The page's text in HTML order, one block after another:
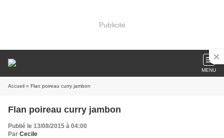
Publicité
MENU
Accueil » Flan poireau curry jambon
Flan poireau curry jambon
Publié le 13/08/2015 à 04:00
Par Cecile